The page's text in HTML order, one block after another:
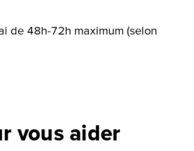
de 48h-72h maximum (selon
vous aider